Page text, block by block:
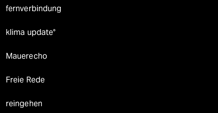
fernverbindung
klima update°
Mauerecho
Freie Rede
reingehen